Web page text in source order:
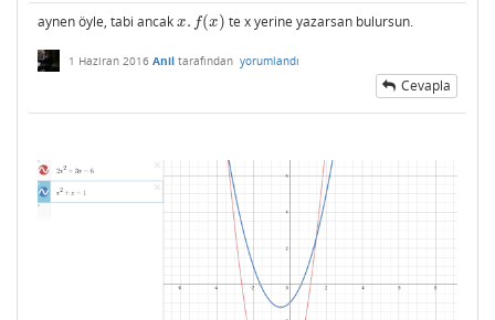
aynen öyle, tabi ancak x. f(x)
x.f x) te x yerine yazarsan bulursun.
1 Haziran 2016 Anil tarafından yorumlandı
Cevapla